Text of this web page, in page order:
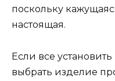
поскольку
настоящая.
Если все
выбрать изделие